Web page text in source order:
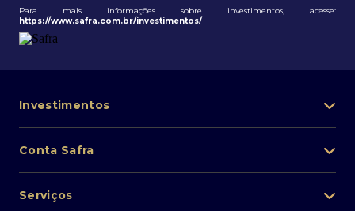
Para mais informações sobre investimentos, acesse:
https://www.safra.com.br/investimentos/
Investimentos
Lista de fundos de investimento
Conta Safra
Pessoa Física
Serviços